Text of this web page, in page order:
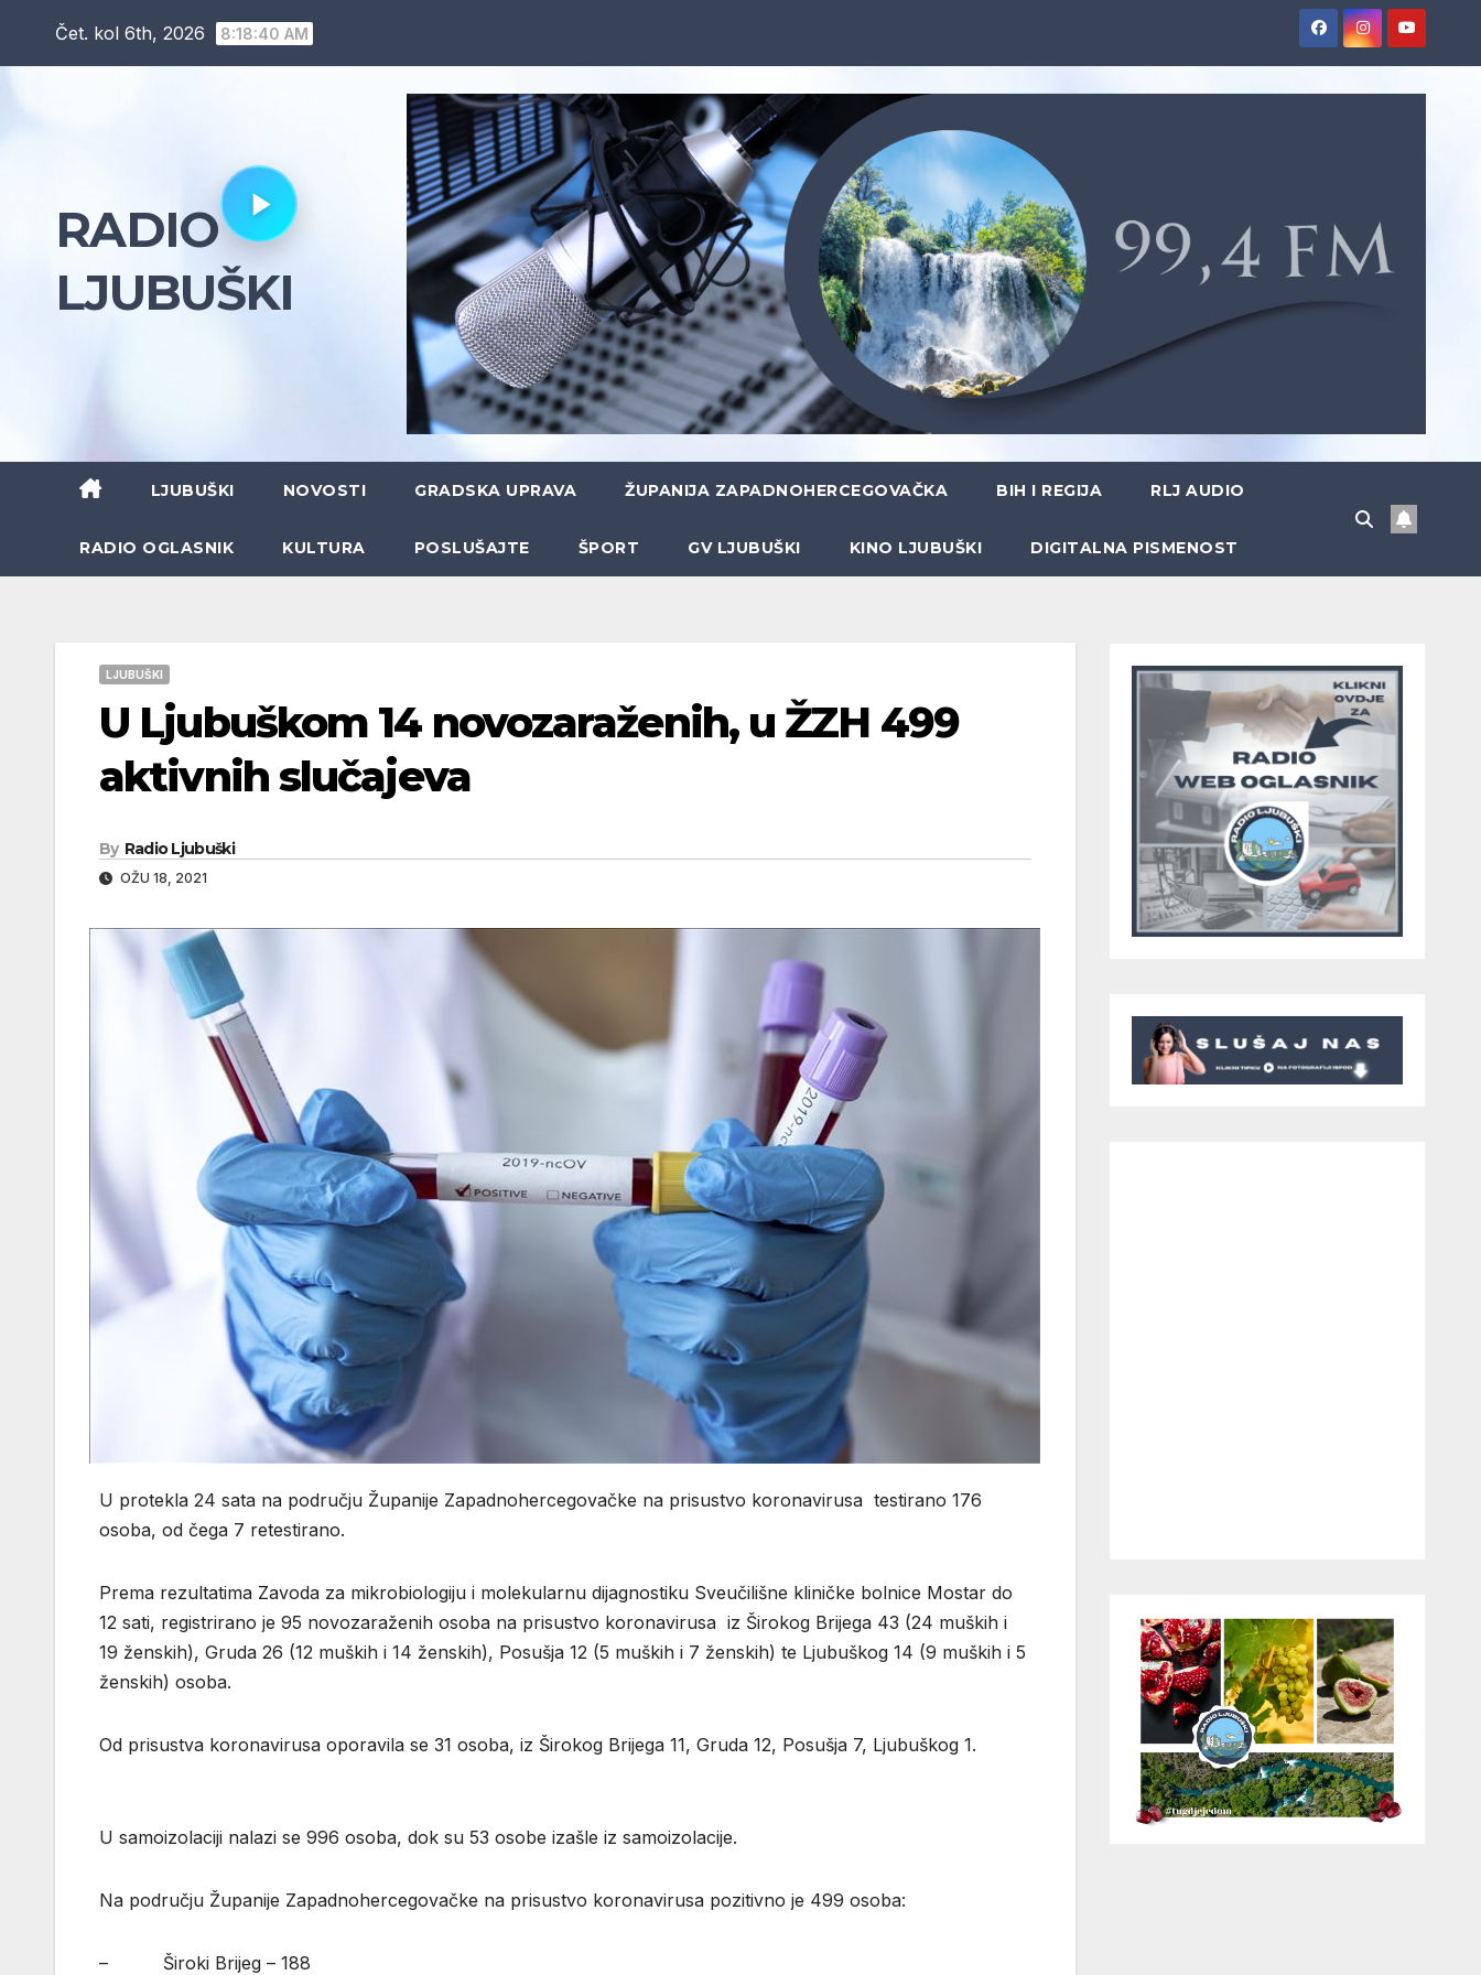
Čet. kol 6th, 2026 8:18:41 AM
RADIO
LJUBUŠKI
LJUBUŠKI NOVOSTI GRADSKA UPRAVA ŽUPANIJA ZAPADNOHERCEGOVAČKA BIH I REGIJA RLJ AUDIO
RADIO OGLASNIK KULTURA POSLUŠAJTE ŠPORT GV LJUBUŠKI KINO LJUBUŠKI DIGITALNA PISMENOST
LJUBUŠKI
U Ljubuškom 14 novozaraženih, u ŽZH 499
aktivnih slučajeva
By Radio Ljubuški
OŽU 18, 2021
U protekla 24 sata na području Županije Zapadnohercegovačke na prisustvo koronavirusa testirano 176
osoba, od čega 7 retestirano.
Prema rezultatima Zavoda za mikrobiologiju i molekularnu dijagnostiku Sveučilišne kliničke bolnice Mostar do
12 sati, registrirano je 95 novozaraženih osoba na prisustvo koronavirusa iz Širokog Brijega 43 (24 muških i
19 ženskih), Gruda 26 (12 muških i 14 ženskih), Posušja 12 (5 muških i 7 ženskih) te Ljubuškog 14 (9 muških i 5
ženskih) osoba.
Od prisustva koronavirusa oporavila se 31 osoba, iz Širokog Brijega 11, Gruda 12, Posušja 7, Ljubuškog 1.
U samoizolaciji nalazi se 996 osoba, dok su 53 osobe izašle iz samoizolacije.
Na području Županije Zapadnohercegovačke na prisustvo koronavirusa pozitivno je 499 osoba:
– Široki Brijeg – 188